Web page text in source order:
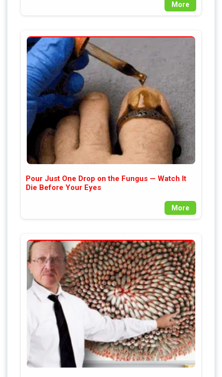
More
Pour Just One Drop on the Fungus — Watch It
Die Before Your Eyes
More